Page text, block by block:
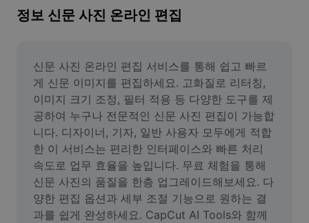
이미지 비율 조정
밈 생성기
AI Text Remover
AI People Remover
AI Inpainting
Face Cutout
정보 신문 사진 온라인 편집
신문 사진 온라인 편집 서비스를 통해 쉽고 빠르
게 신문 이미지를 편집하세요. 고화질로 리터칭,
이미지 크기 조정, 필터 적용 등 다양한 도구를 제
공하여 누구나 전문적인 신문 사진 편집이 가능합
니다. 디자이너, 기자, 일반 사용자 모두에게 적합
한 이 서비스는 편리한 인터페이스와 빠른 처리
속도로 업무 효율을 높입니다. 무료 체험을 통해
신문 사진의 품질을 한층 업그레이드해보세요. 다
양한 편집 옵션과 세부 조절 기능으로 원하는 결
과를 쉽게 완성하세요. CapCut AI Tools와 함께